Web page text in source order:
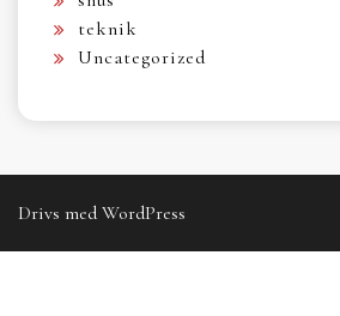
teknik
Uncategorized
Drivs med WordPress